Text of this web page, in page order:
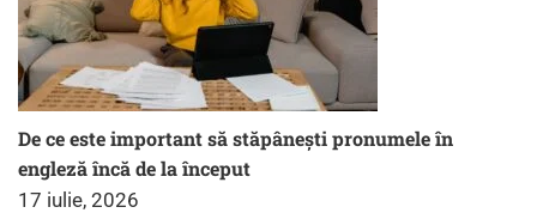
De ce este important să stăpânești pronumele în
engleză încă de la început
17 iulie, 2026